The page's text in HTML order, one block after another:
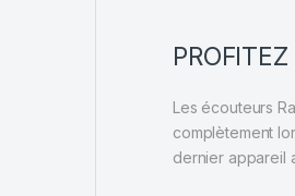
Les écouteurs
complètement
dernier appareil